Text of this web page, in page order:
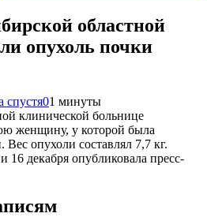
областной
опухоль почки
спустя01 минуты
клинической больнице
женщину, у которой была
Вес опухоли составлял 7,7 кг.
16 декабря опубликовала пресс-